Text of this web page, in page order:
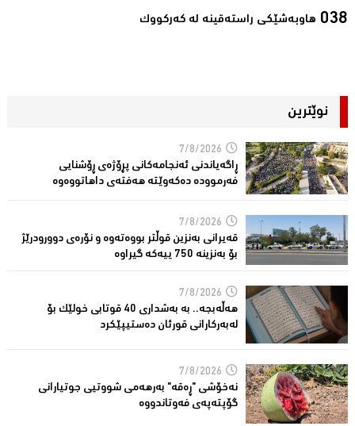
هاوبەشێكی راستەقینە لە كەركووك‌
نوێترین
7/8/2026
ڕاگەیاندنی ئەنجامەكانی پڕۆژەی ڕۆشنایی
فەرموودە دەکەوێتە هەفتەی داهاتووەوە
7/8/2026
قەیرانى بەنزین قوڵتر بووەتەوە و نۆرەی دوورودرێژ
بۆ بەنزینە 750 ییەکە گیراوە
7/8/2026
هەڵەبجە.. بە بەشداری 40 قوتابی خولێک بۆ
لەبەرکارانى قورئان دەستیپێکرد
7/8/2026
نەخۆشی "ڕەقە" بەرهەمی شووتیی جوتیارانی
گۆپتەپەى فەوتاندووە